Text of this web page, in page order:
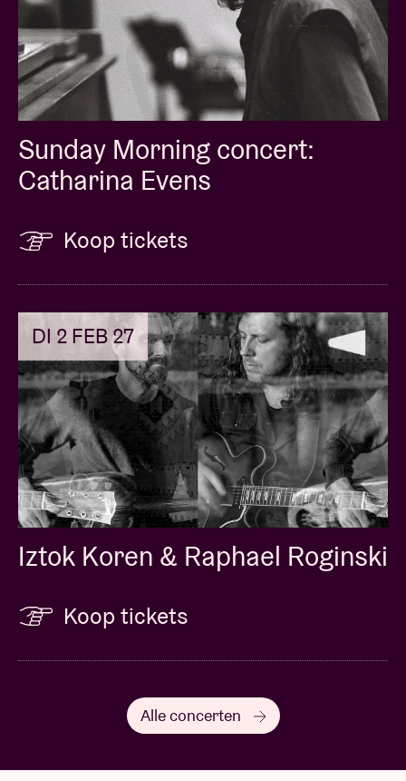
Sunday Morning concert:
Catharina Evens
Koop tickets
DI 2 FEB 27
Iztok Koren & Raphael Roginski
Koop tickets
Alle concerten